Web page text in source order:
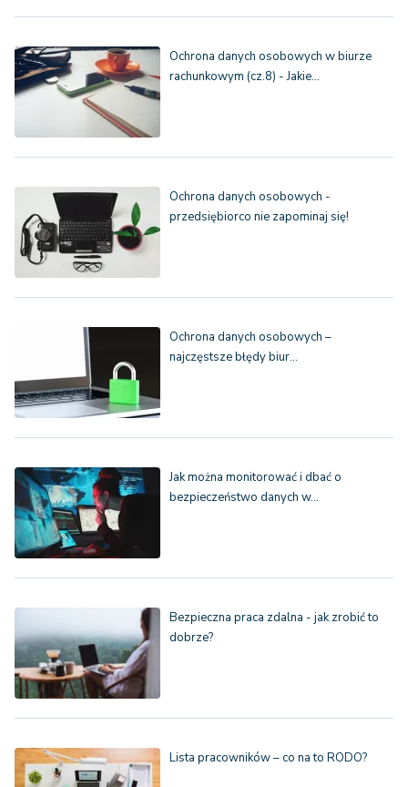
Ochrona danych osobowych w biurze
rachunkowym (cz.8) - Jakie…
Ochrona danych osobowych -
przedsiębiorco nie zapominaj się!
Ochrona danych osobowych –
najczęstsze błędy biur…
Jak można monitorować i dbać o
bezpieczeństwo danych w…
Bezpieczna praca zdalna - jak zrobić to
dobrze?
Lista pracowników – co na to RODO?